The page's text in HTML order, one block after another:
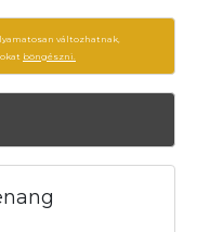
változhatnak,
böngészni.